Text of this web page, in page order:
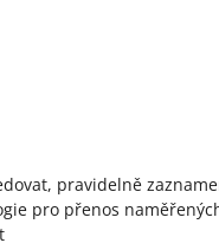
pravidelně
pro přenos